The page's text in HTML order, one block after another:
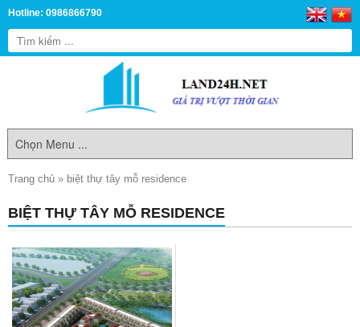
Hotline: 0986866790
Trang chủ » biệt thự tây mỗ residence
BIỆT THỰ TÂY MỖ RESIDENCE